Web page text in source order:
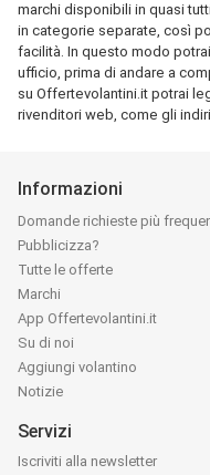
marchi disponibili in quasi
in categorie separate, così
facilità. In questo modo
ufficio, prima di andare a
su Offertevolantini.it potrai
rivenditori web, come gli
Informazioni
Domande richieste più
Pubblicizza?
Tutte le offerte
Marchi
App Offertevolantini.it
Su di noi
Aggiungi volantino
Notizie
Servizi
Iscriviti alla newsletter